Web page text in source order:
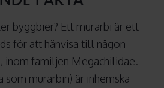
byggbier? Ett murarbi är ett
för att hänvisa till någon
inom familjen Megachilidae.
som murarbin) är inhemska